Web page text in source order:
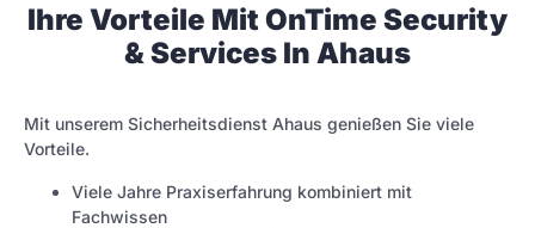
Ihre Vorteile Mit OnTime Security
& Services In Ahaus
Mit unserem Sicherheitsdienst Ahaus genießen Sie viele
Vorteile.
Viele Jahre Praxiserfahrung kombiniert mit
Fachwissen